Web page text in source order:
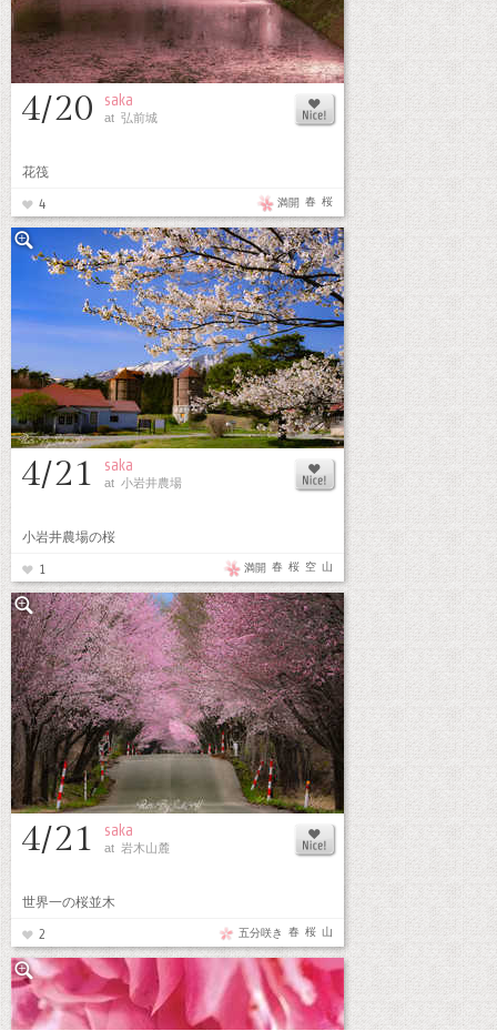
4/20 saka
at 弘前城
花筏
4 桜
春
満開
4/21 saka
at 小岩井農場
小岩井農場の桜
1 山
空
桜
春
満開
4/21 saka
at 岩木山麓
世界一の桜並木
2 山
桜
春
五分咲き